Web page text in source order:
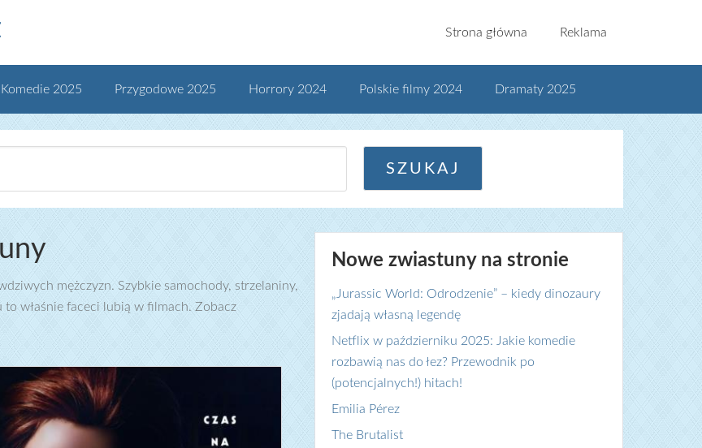
Strona główna Reklama
Komedie 2025 Przygodowe 2025 Horrory 2024 Polskie filmy 2024 Dramaty 2025
mężczyzn. Szybkie samochody, strzelaniny,
właśnie faceci lubią w filmach. Zobacz
Nowe zwiastuny na stronie
„Jurassic World: Odrodzenie” – kiedy dinozaury
zjadają własną legendę
Netflix w październiku 2025: Jakie komedie
rozbawią nas do łez? Przewodnik po
(potencjalnych!) hitach!
Emilia Pérez
The Brutalist